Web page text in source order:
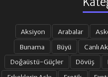
Aksiyon Arabalar
Bunama
Büyü Canlı
Doğaüstü-Güçler
Dövüş